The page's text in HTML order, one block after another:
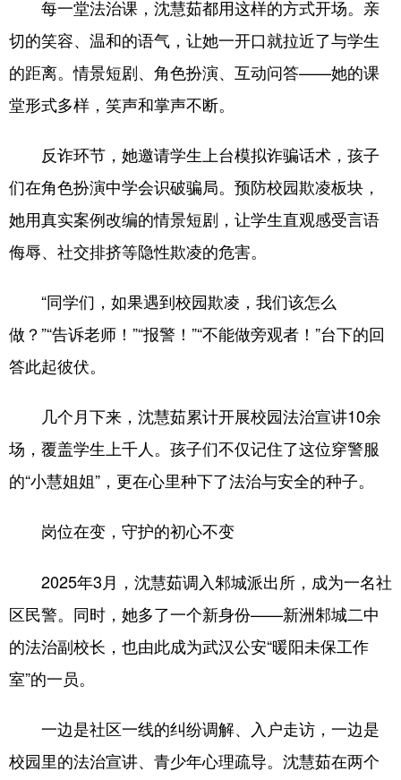
每一堂法治课，沈慧茹都用这样的方式开场。亲
切的笑容、温和的语气，让她一开口就拉近了与学生
的距离。情景短剧、角色扮演、互动问答——她的课
堂形式多样，笑声和掌声不断。
反诈环节，她邀请学生上台模拟诈骗话术，孩子
们在角色扮演中学会识破骗局。预防校园欺凌板块，
她用真实案例改编的情景短剧，让学生直观感受言语
侮辱、社交排挤等隐性欺凌的危害。
“同学们，如果遇到校园欺凌，我们该怎么
做？”“告诉老师！”“报警！”“不能做旁观者！”台下的回
答此起彼伏。
几个月下来，沈慧茹累计开展校园法治宣讲10余
场，覆盖学生上千人。孩子们不仅记住了这位穿警服
的“小慧姐姐”，更在心里种下了法治与安全的种子。
岗位在变，守护的初心不变
2025年3月，沈慧茹调入邾城派出所，成为一名社
区民警。同时，她多了一个新身份——新洲邾城二中
的法治副校长，也由此成为武汉公安“暖阳未保工作
室”的一员。
一边是社区一线的纠纷调解、入户走访，一边是
校园里的法治宣讲、青少年心理疏导。沈慧茹在两个